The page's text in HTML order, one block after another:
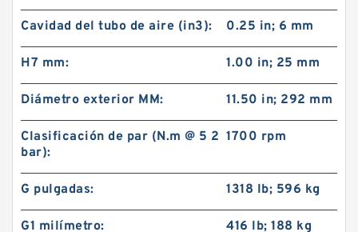
Cavidad del tubo de aire (in3): 0.25 in; 6 mm
H7 mm: 1.00 in; 25 mm
Diámetro exterior MM: 11.50 in; 292 mm
Clasificación de par (N.m @ 5 2
bar):
1700 rpm
G pulgadas: 1318 lb; 596 kg
G1 milímetro: 416 lb; 188 kg